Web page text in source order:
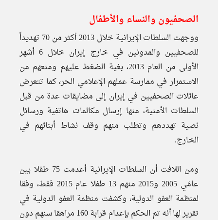
الصحفيون والنساء والأطفال
ووجهت السلطات الإيرانية خلال 2013 أكثر من 70 تهديداً
للصحفيين والمدونين في خارج إيران خلال 6 أشهر
الأولى من العام 2013، بغية الضغط عليهم ومنعهم من
الاستمرار في ممارسة عملهم الإعلامي الحر، كما تتعرض
عائلات الصحفيين في إيران إلى مضايقات عدة من قبل
السلطات الأمنية، منها إرسال مكالمات هاتفية ورسائل
نصية تهددهم وتطلب منهم وقف نشاط أبنائهم في
الخارج.
ومن اللافت أن السلطات الإيرانية أعدمت 75 طفلا بين
عامَي 2005 و2015 منهم 13 طفلا عام 2015 فقط، وفقا
لمنظمة العفو الدولية، وكشفت منظمة العفو الدولية في
تقرير لها أنه تم الحكم بإعدام قرابة 160 مراهقا سنهم دون